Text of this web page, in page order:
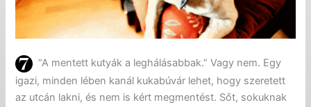
“A mentett kutyák a leghálásabbak.” Vagy nem. Egy
igazi, minden lében kanál kukabúvár lehet, hogy szeretett
az utcán lakni, és nem is kért megmentést. Sőt, sokuknak